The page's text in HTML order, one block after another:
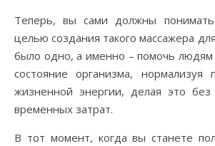
Теперь, вы сами должны
целью создания такого массажера
было одно, а именно – помочь
состояние организма, нормализуя
жизненной энергии, делая это без
временных затрат.
В тот момент, когда вы станете